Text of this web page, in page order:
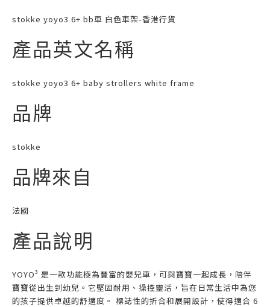
stokke yoyo3 6+ bb車 白色車架-香港行貨
產品英文名稱
stokke yoyo3 6+ baby strollers white frame
品牌
stokke
品牌來自
法國
產品說明
YOYO³ 是一款功能極為豐富的嬰兒車，可與寶寶一起成長，陪伴
寶寶從出生到幼兒。它堅固耐用、操控靈活，旨在日常生活中為您
的孩子提供卓越的舒適度。 標誌性的折合和展開設計，使得適合 6